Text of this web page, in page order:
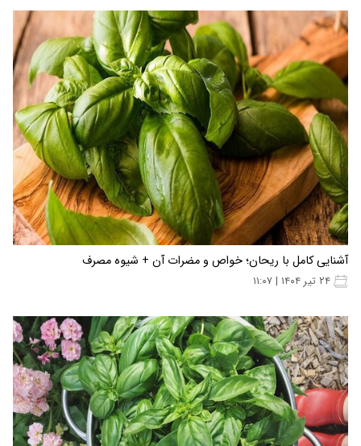
آشنایی کامل با ریحان؛ خواص و مضرات آن + شیوه مصرف